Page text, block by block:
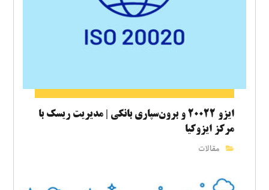
ایزو ۲۰۰۲۲ و برون‌سپاری بانکی | مدیریت ریسک با
مرکز ایزوکیا
مقالات